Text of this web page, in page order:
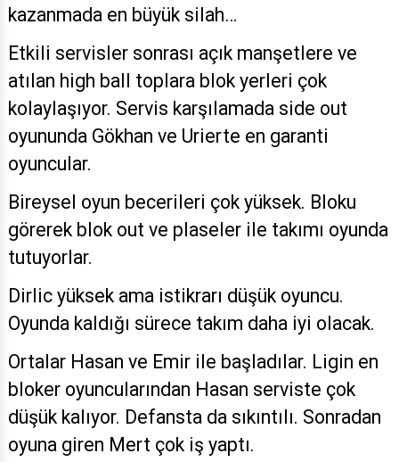
kazanmada en büyük silah…
Etkili servisler sonrası açık manşetlere ve
atılan high ball toplara blok yerleri çok
kolaylaşıyor. Servis karşılamada side out
oyununda Gökhan ve Urierte en garanti
oyuncular.
Bireysel oyun becerileri çok yüksek. Bloku
görerek blok out ve plaseler ile takımı oyunda
tutuyorlar.
Dirlic yüksek ama istikrarı düşük oyuncu.
Oyunda kaldığı sürece takım daha iyi olacak.
Ortalar Hasan ve Emir ile başladılar. Ligin en
bloker oyuncularından Hasan serviste çok
düşük kalıyor. Defansta da sıkıntılı. Sonradan
oyuna giren Mert çok iş yaptı.